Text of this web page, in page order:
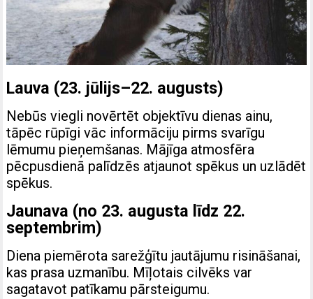
Lauva (23. jūlijs–22. augusts)
Nebūs viegli novērtēt objektīvu dienas ainu,
tāpēc rūpīgi vāc informāciju pirms svarīgu
lēmumu pieņemšanas. Mājīga atmosfēra
pēcpusdienā palīdzēs atjaunot spēkus un uzlādēt
spēkus.
Jaunava (no 23. augusta līdz 22.
septembrim)
Diena piemērota sarežģītu jautājumu risināšanai,
kas prasa uzmanību. Mīļotais cilvēks var
sagatavot patīkamu pārsteigumu.